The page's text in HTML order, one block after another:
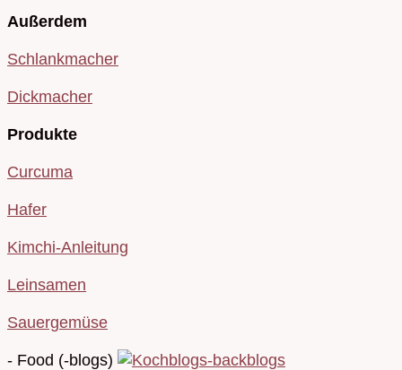
Außerdem
Schlankmacher
Dickmacher
Produkte
Curcuma
Hafer
Kimchi-Anleitung
Leinsamen
Sauergemüse
- Food (-blogs)